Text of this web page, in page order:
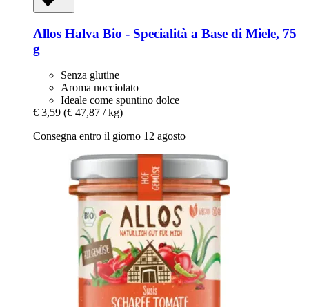
Allos Halva Bio -​ Specialità a Base di Miele, 75
g
Senza glutine
Aroma nocciolato
Ideale come spuntino dolce
€ 3,59 (€ 47,87 / kg)
Consegna entro il giorno 12 agosto